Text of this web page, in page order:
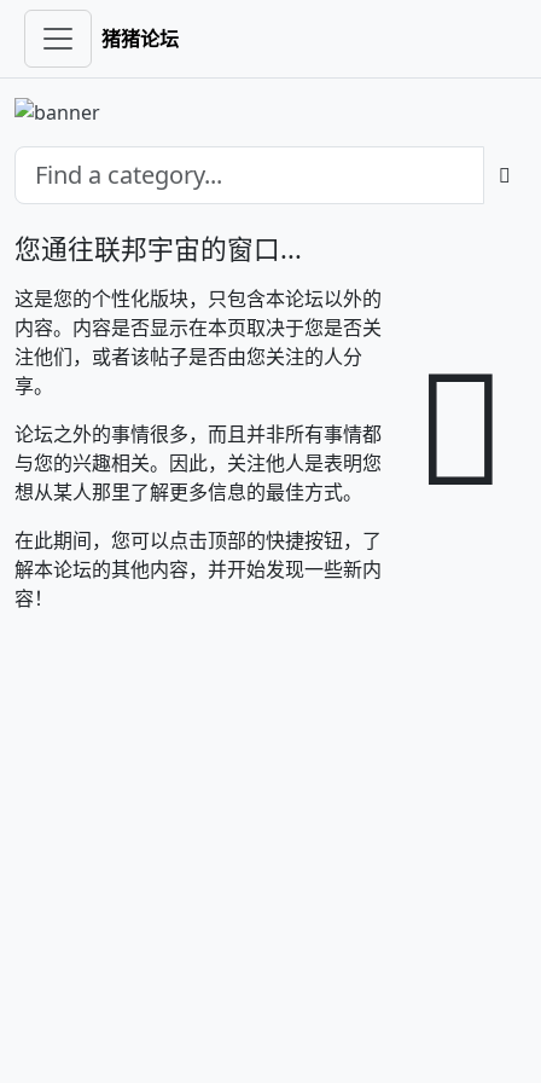
猪猪论坛
您通往联邦宇宙的窗口...
这是您的个性化版块，只包含本论坛以外的
内容。内容是否显示在本页取决于您是否关
注他们，或者该帖子是否由您关注的人分
享。
论坛之外的事情很多，而且并非所有事情都
与您的兴趣相关。因此，关注他人是表明您
想从某人那里了解更多信息的最佳方式。
在此期间，您可以点击顶部的快捷按钮，了
解本论坛的其他内容，并开始发现一些新内
容！